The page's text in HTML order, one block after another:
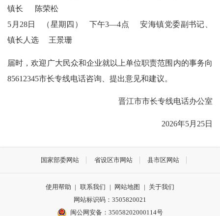
镇长 陈荣松
5月28日
（星期四）
下午3—4点 安海镇党委副书记、
镇长人选 王景珊
届时，欢迎广大民众和企业就以上单位职责范围内的事务向
85612345市长专线电话咨询、提出意见和建议。
晋江市市长专线电话办公室
2026年5月25日
国家部委网站 省设区市网站 县市区网站
使用帮助 | 联系我们 | 网站地图 | 关于我们
网站标识码：3505820021
闽公网安备：35058202000114号